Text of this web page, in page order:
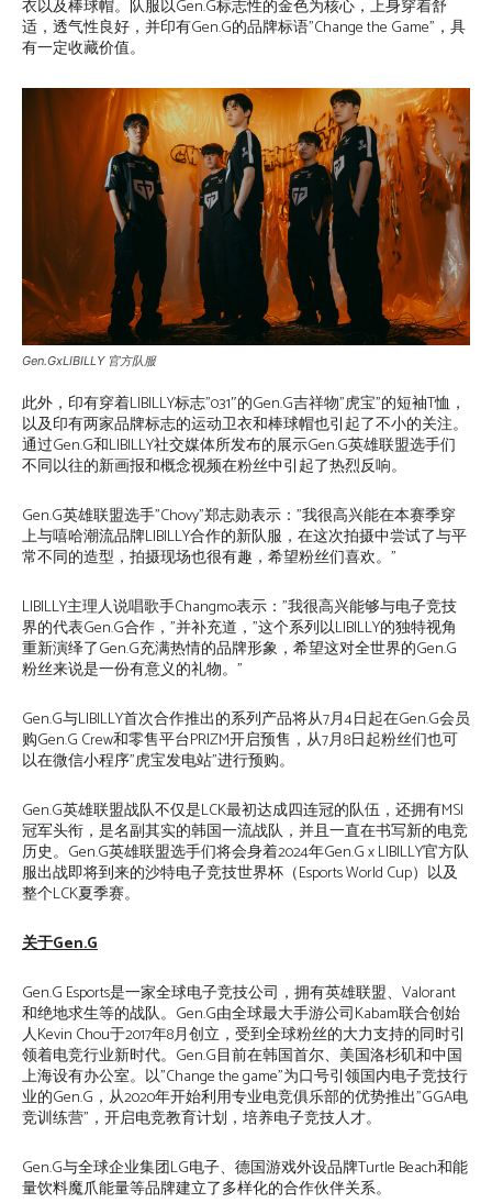
衣以及棒球帽。队服以Gen.G标志性的金色为核心，上身穿着舒
适，透气性良好，并印有Gen.G的品牌标语”Change the Game”，具
有一定收藏价值。
Gen.GxLIBILLY 官方队服
此外，印有穿着LIBILLY标志”031″的Gen.G吉祥物”虎宝”的短袖T恤，
以及印有两家品牌标志的运动卫衣和棒球帽也引起了不小的关注。
通过Gen.G和LIBILLY社交媒体所发布的展示Gen.G英雄联盟选手们
不同以往的新画报和概念视频在粉丝中引起了热烈反响。
Gen.G英雄联盟选手”Chovy”郑志勋表示：”我很高兴能在本赛季穿
上与嘻哈潮流品牌LIBILLY合作的新队服，在这次拍摄中尝试了与平
常不同的造型，拍摄现场也很有趣，希望粉丝们喜欢。”
LIBILLY主理人说唱歌手Changmo表示：”我很高兴能够与电子竞技
界的代表Gen.G合作，”并补充道，”这个系列以LIBILLY的独特视角
重新演绎了Gen.G充满热情的品牌形象，希望这对全世界的Gen.G
粉丝来说是一份有意义的礼物。”
Gen.G与LIBILLY首次合作推出的系列产品将从7月4日起在Gen.G会员
购Gen.G Crew和零售平台PRIZM开启预售，从7月8日起粉丝们也可
以在微信小程序”虎宝发电站”进行预购。
Gen.G英雄联盟战队不仅是LCK最初达成四连冠的队伍，还拥有MSI
冠军头衔，是名副其实的韩国一流战队，并且一直在书写新的电竞
历史。Gen.G英雄联盟选手们将会身着2024年Gen.G x LIBILLY官方队
服出战即将到来的沙特电子竞技世界杯（Esports World Cup）以及
整个LCK夏季赛。
关于Gen.G
Gen.G Esports是一家全球电子竞技公司，拥有英雄联盟、Valorant
和绝地求生等的战队。Gen.G由全球最大手游公司Kabam联合创始
人Kevin Chou于2017年8月创立，受到全球粉丝的大力支持的同时引
领着电竞行业新时代。Gen.G目前在韩国首尔、美国洛杉矶和中国
上海设有办公室。以”Change the game”为口号引领国内电子竞技行
业的Gen.G，从2020年开始利用专业电竞俱乐部的优势推出”GGA电
竞训练营”，开启电竞教育计划，培养电子竞技人才。
Gen.G与全球企业集团LG电子、德国游戏外设品牌Turtle Beach和能
量饮料魔爪能量等品牌建立了多样化的合作伙伴关系。